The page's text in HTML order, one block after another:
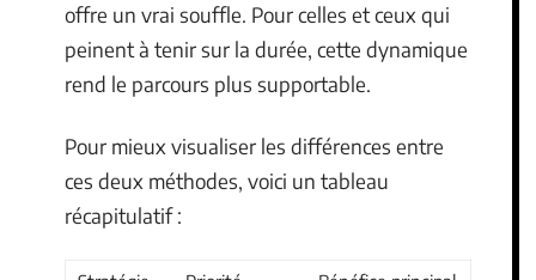
offre un vrai souffle. Pour celles et ceux qui
peinent à tenir sur la durée, cette dynamique
rend le parcours plus supportable.
Pour mieux visualiser les différences entre
ces deux méthodes, voici un tableau
récapitulatif :